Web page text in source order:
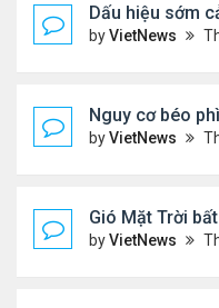
Dấu hiệu sớm
byVietNews Thứ 6
Nguy cơ béo
byVietNews Thứ 4
Gió Mặt Trời
byVietNews Thứ 4